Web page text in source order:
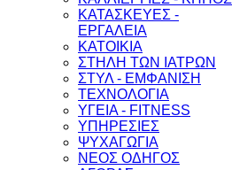
ΚΑΤΑΣΚΕΥΕΣ -
ΕΡΓΑΛΕΙΑ
ΚΑΤΟΙΚΙΑ
ΣΤΗΛΗ ΤΩΝ ΙΑΤΡΩΝ
ΣΤΥΛ - ΕΜΦΑΝΙΣΗ
ΤΕΧΝΟΛΟΓΙΑ
ΥΓΕΙΑ - FITNESS
ΥΠΗΡΕΣΙΕΣ
ΨΥΧΑΓΩΓΙΑ
ΝΕΟΣ ΟΔΗΓΟΣ